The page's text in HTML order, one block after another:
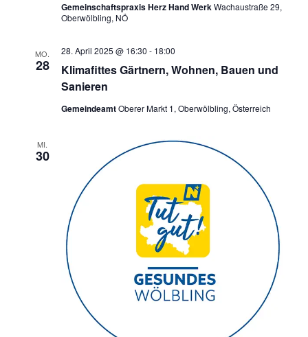
Gemeinschaftspraxis Herz Hand WerkWachaustraße 29,
Oberwölbling, NÖ
MO.
28
Klimafittes Gärtnern, Wohnen, Bauen und
Sanieren
28. April 2025 @ 16:30 - 18:00
GemeindeamtOberer Markt 1, Oberwölbling, Österreich
MI.
30